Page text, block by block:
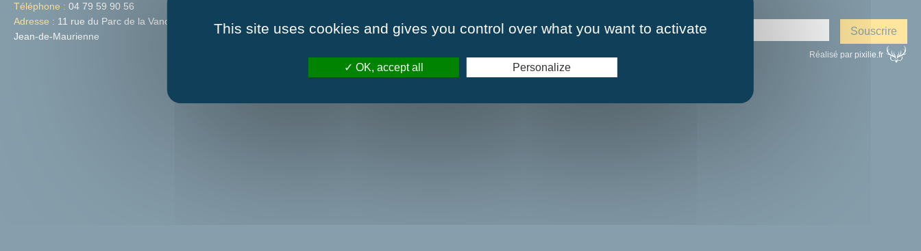
Téléphone : 04 79 59 90 56
Adresse : 11 rue du Parc de la Vanoise 73300 St-
Jean-de-Maurienne
Jeudi :
de 09h00 à 12h00 de 09h00 à 12h00
Réalisé par pixilie.fr
This site uses cookies and gives you control over what you want to activate
OK, accept all Personalize